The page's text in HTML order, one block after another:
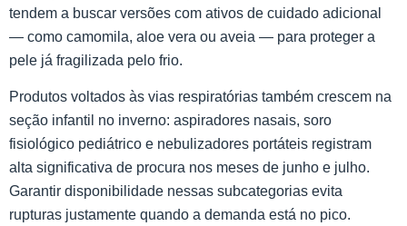
tendem a buscar versões com ativos de cuidado adicional
— como camomila, aloe vera ou aveia — para proteger a
pele já fragilizada pelo frio.
Produtos voltados às vias respiratórias também crescem na
seção infantil no inverno: aspiradores nasais, soro
fisiológico pediátrico e nebulizadores portáteis registram
alta significativa de procura nos meses de junho e julho.
Garantir disponibilidade nessas subcategorias evita
rupturas justamente quando a demanda está no pico.